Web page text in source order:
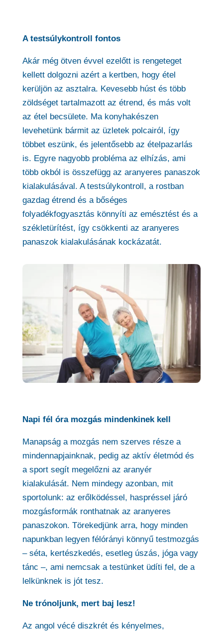
A testsúlykontroll fontos
Akár még ötven évvel ezelőtt is rengeteget
kellett dolgozni azért a kertben, hogy étel
kerüljön az asztalra. Kevesebb húst és több
zöldséget tartalmazott az étrend, és más volt
az étel becsülete. Ma konyhakészen
levehetünk bármit az üzletek polcairól, így
többet eszünk, és jelentősebb az ételpazarlás
is. Egyre nagyobb probléma az elhízás, ami
több okból is összefügg az aranyeres panaszok
kialakulásával. A testsúlykontroll, a rostban
gazdag étrend és a bőséges
folyadékfogyasztás könnyíti az emésztést és a
székletürítést, így csökkenti az aranyeres
panaszok kialakulásának kockázatát.
Napi fél óra mozgás mindenkinek kell
Manapság a mozgás nem szerves része a
mindennapjainknak, pedig az aktív életmód és
a sport segít megelőzni az aranyér
kialakulását. Nem mindegy azonban, mit
sportolunk: az erőlködéssel, haspréssel járó
mozgásformák ronthatnak az aranyeres
panaszokon. Törekedjünk arra, hogy minden
napunkban legyen félórányi könnyű testmozgás
– séta, kertészkedés, esetleg úszás, jóga vagy
tánc –, ami nemcsak a testünket üdíti fel, de a
lelkünknek is jót tesz.
Ne trónoljunk, mert baj lesz!
Az angol vécé diszkrét és kényelmes,